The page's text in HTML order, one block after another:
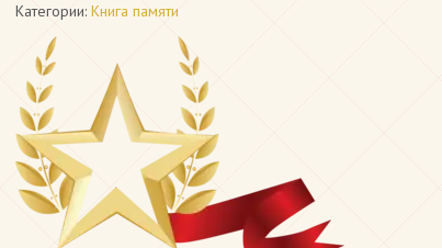
Категории: Книга памяти